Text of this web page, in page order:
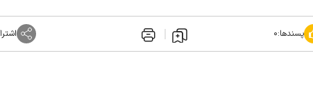
پسندها:۰